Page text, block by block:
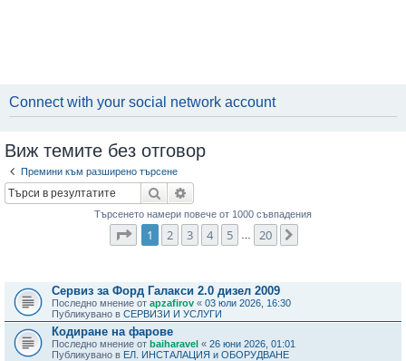
Connect with your social network account
Виж темите без отговор
Премини към разширено търсене
Търсене
Търсенето намери повече от 1000 съвпадения
Страница1 от
1 2 3 4 5 20
Сервиз за Форд Галакси 2.0 дизел 2009
Последно мнение от apzafirov « 03 юли 2026, 16:30
Публикувано в СЕРВИЗИ И УСЛУГИ
Кодиране на фарове
Последно мнение от baiharavel « 26 юни 2026, 01:01
Публикувано в ЕЛ. ИНСТАЛАЦИЯ и ОБОРУДВАНЕ